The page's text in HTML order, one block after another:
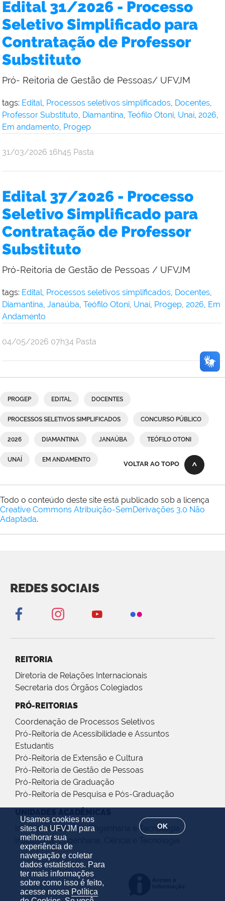
Usamos cookies nos
sites da UFVJM para
melhorar sua
experiência de
navegação e coletar
dados estatísticos. Para
ter mais informações
sobre como isso é feito,
acesse nossa Política
OK
Edital 31/2026 - Processo
Seletivo Simplificado para
Contratação de Professor
Substituto
Pró- Reitoria de Gestão de Pessoas/ UFVJM
tags: Edital, Processos seletivos simplificados, Docentes,
Professor Substituto, Diamantina, Teófilo Otoni, Unaí, 2026,
Em andamento, Progep
publicado
31/03/2026 16h45 Pasta
Edital 37/2026 - Processo
Seletivo Simplificado para
Contratação de Professor
Substituto
Pró-Reitoria de Gestão de Pessoas / UFVJM
tags: Edital, Processos seletivos simplificados, Docentes,
Diamantina, Janaúba, Teófilo Otoni, Unaí, Progep, 2026, Em
Andamento
publicado
04/05/2026 07h34 Pasta
PROGEP EDITAL DOCENTES
PROCESSOS SELETIVOS SIMPLIFICADOS CONCURSO PÚBLICO
2026 DIAMANTINA JANAÚBA TEÓFILO OTONI
UNAÍ EM ANDAMENTO
VOLTAR AO TOPO
Todo o conteúdo deste site está publicado sob a licença
Creative Commons Atribuição-SemDerivações 3.0 Não
Adaptada.
REDES SOCIAIS
REITORIA
Diretoria de Relações Internacionais
Secretaria dos Órgãos Colegiados
PRÓ-REITORIAS
Coordenação de Processos Seletivos
Pró-Reitoria de Acessibilidade e Assuntos
Estudantis
Pró-Reitoria de Extensão e Cultura
Pró-Reitoria de Gestão de Pessoas
Pró-Reitoria de Graduação
Pró-Reitoria de Pesquisa e Pós-Graduação
Instituto de Ciência, Engenharia e Tecnologia
Instituto de Engenharia, Ciência e Tecnologia